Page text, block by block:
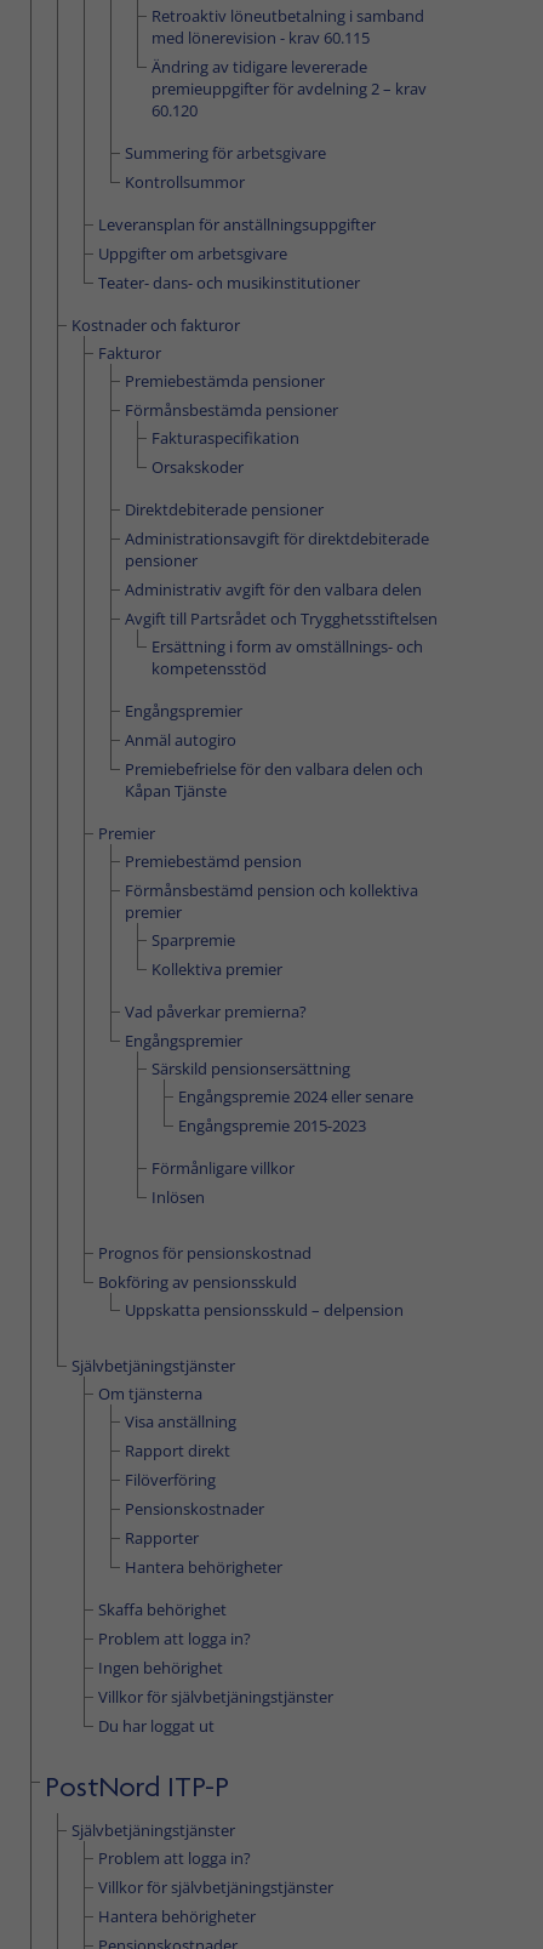
Retroaktiv löneutbetalning i samband
med lönerevision - krav 60.115
Ändring av tidigare levererade
premieuppgifter för avdelning 2 – krav
60.120
Summering för arbetsgivare
Kontrollsummor
Leveransplan för anställningsuppgifter
Uppgifter om arbetsgivare
Teater- dans- och musikinstitutioner
Kostnader och fakturor
Fakturor
Premiebestämda pensioner
Förmånsbestämda pensioner
Fakturaspecifikation
Orsakskoder
Direktdebiterade pensioner
Administrationsavgift för direktdebiterade
pensioner
Administrativ avgift för den valbara delen
Avgift till Partsrådet och Trygghetsstiftelsen
Ersättning i form av omställnings- och
kompetensstöd
Engångspremier
Anmäl autogiro
Premiebefrielse för den valbara delen och
Kåpan Tjänste
Premier
Premiebestämd pension
Förmånsbestämd pension och kollektiva
premier
Sparpremie
Kollektiva premier
Vad påverkar premierna?
Engångspremier
Särskild pensionsersättning
Engångspremie 2024 eller senare
Engångspremie 2015-2023
Förmånligare villkor
Inlösen
Prognos för pensionskostnad
Bokföring av pensionsskuld
Uppskatta pensionsskuld – delpension
Självbetjäningstjänster
Om tjänsterna
Visa anställning
Rapport direkt
Filöverföring
Pensionskostnader
Rapporter
Hantera behörigheter
Skaffa behörighet
Problem att logga in?
Ingen behörighet
Villkor för självbetjäningstjänster
Du har loggat ut
PostNord ITP-P
Självbetjäningstjänster
Problem att logga in?
Villkor för självbetjäningstjänster
Hantera behörigheter